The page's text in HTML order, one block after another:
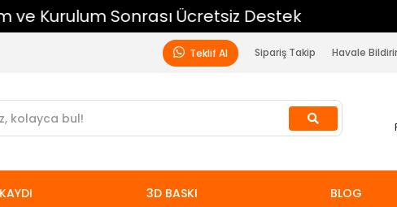
Kurulum Sonrası Ücretsiz Destek
Teklif Al Sipariş Takip Havale
3D BASKI BLOG